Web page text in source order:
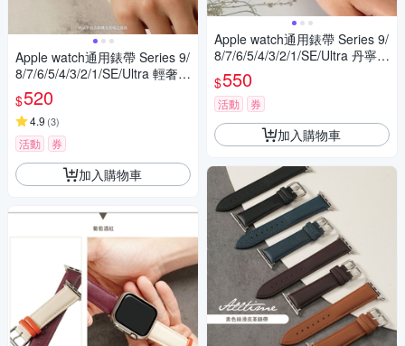
Apple watch通用錶帶 Series 9/
8/7/6/5/4/3/2/1/SE/Ultra 輕奢圓
潤珍珠飾品錶帶
$520
4.9 (3)
活動 券
加入購物車
Apple watch通用錶帶 Series 9/
8/7/6/5/4/3/2/1/SE/Ultra 丹寧牛
仔拼接金屬鏈帶
$550
活動 券
加入購物車